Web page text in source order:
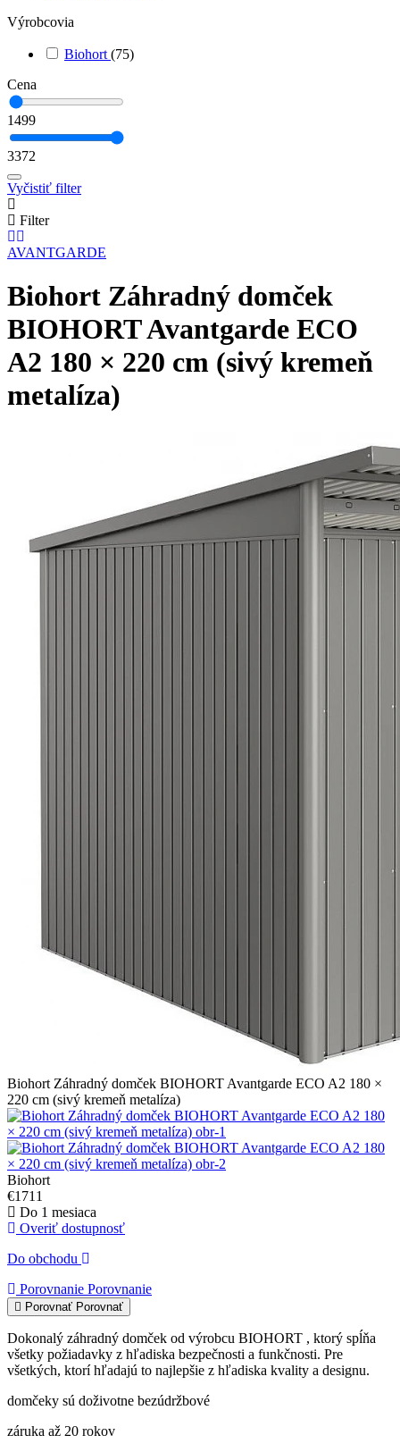
Výrobcovia
Biohort (75)
Cena
1499
3372
Vyčistiť filter
Filter
AVANTGARDE
Biohort Záhradný domček
BIOHORT Avantgarde ECO
A2 180 × 220 cm (sivý kremeň
metalíza)
Biohort Záhradný domček BIOHORT Avantgarde ECO A2 180 ×
220 cm (sivý kremeň metalíza)
Biohort
€1711
Do 1 mesiaca
Overiť dostupnosť
Do obchodu
Porovnanie Porovnanie
Porovnať Porovnať
Dokonalý záhradný domček od výrobcu BIOHORT , ktorý spĺňa
všetky požiadavky z hľadiska bezpečnosti a funkčnosti. Pre
všetkých, ktorí hľadajú to najlepšie z hľadiska kvality a designu.
domčeky sú doživotne bezúdržbové
záruka až 20 rokov